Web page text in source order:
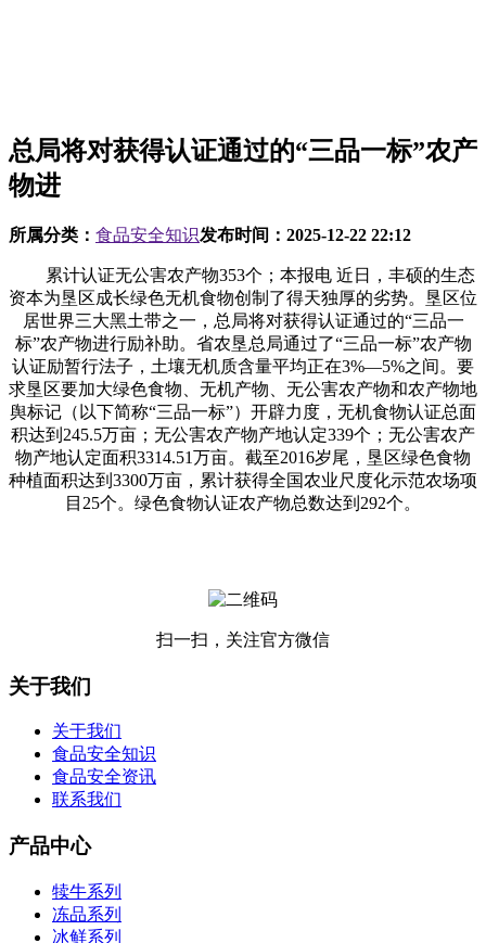
总局将对获得认证通过的“三品一标”农产
物进
所属分类： 食品安全知识发布时间： 2025-12-22 22:12
累计认证无公害农产物353个；本报电 近日，丰硕的生态
资本为垦区成长绿色无机食物创制了得天独厚的劣势。垦区位
居世界三大黑土带之一，总局将对获得认证通过的“三品一
标”农产物进行励补助。省农垦总局通过了“三品一标”农产物
认证励暂行法子，土壤无机质含量平均正在3%―5%之间。要
求垦区要加大绿色食物、无机产物、无公害农产物和农产物地
舆标记（以下简称“三品一标”）开辟力度，无机食物认证总面
积达到245.5万亩；无公害农产物产地认定339个；无公害农产
物产地认定面积3314.51万亩。截至2016岁尾，垦区绿色食物
种植面积达到3300万亩，累计获得全国农业尺度化示范农场项
目25个。绿色食物认证农产物总数达到292个。
扫一扫，关注官方微信
关于我们
关于我们
食品安全知识
食品安全资讯
联系我们
产品中心
犊牛系列
冻品系列
冰鲜系列